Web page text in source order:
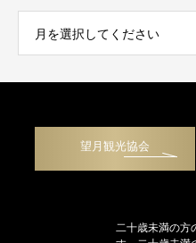
月を選択してください
望月観光協会
二十歳未満の方